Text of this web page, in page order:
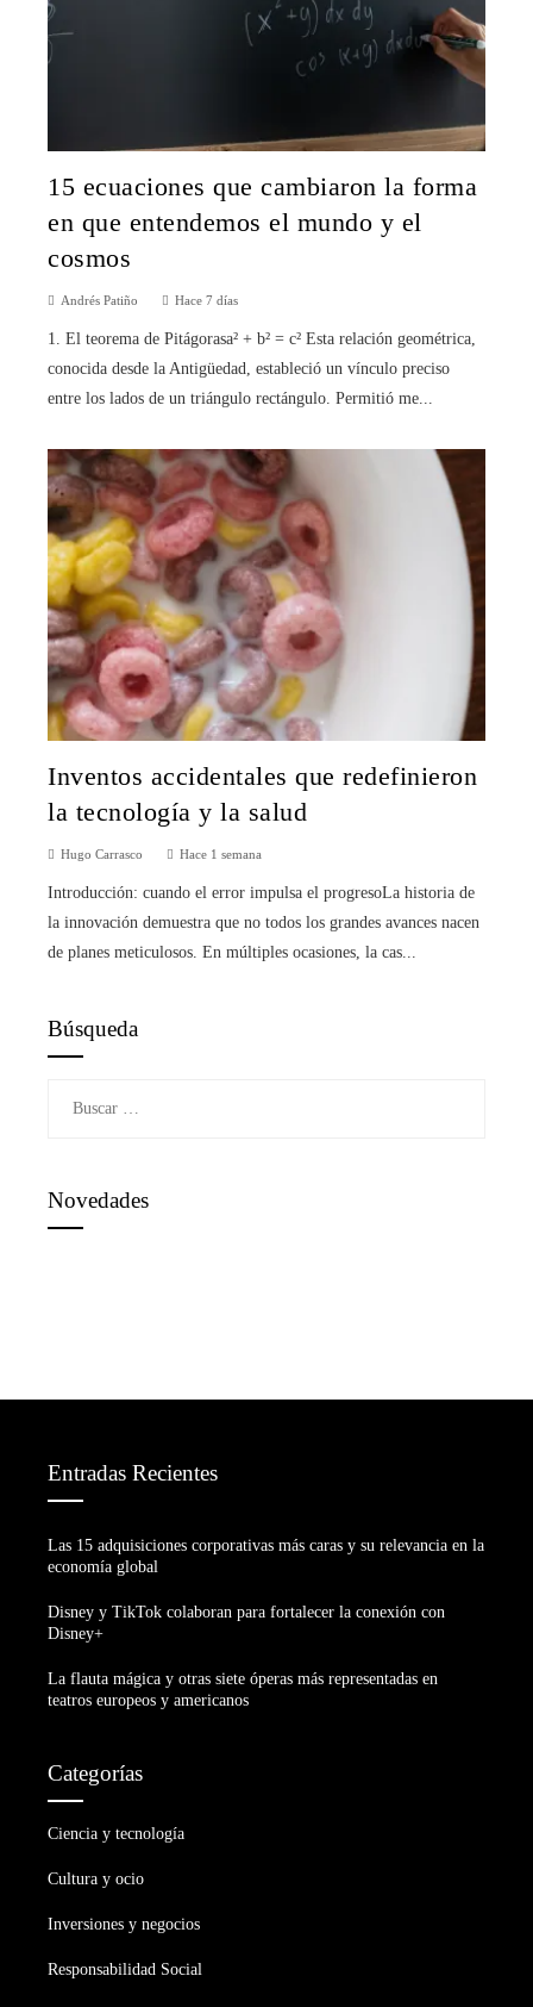
15 ecuaciones que cambiaron la forma
en que entendemos el mundo y el
cosmos
Andrés Patiño Hace 7 días
1. El teorema de Pitágorasa² + b² = c² Esta relación geométrica,
conocida desde la Antigüedad, estableció un vínculo preciso
entre los lados de un triángulo rectángulo. Permitió me...
Inventos accidentales que redefinieron
la tecnología y la salud
Hugo Carrasco Hace 1 semana
Introducción: cuando el error impulsa el progresoLa historia de
la innovación demuestra que no todos los grandes avances nacen
de planes meticulosos. En múltiples ocasiones, la cas...
Búsqueda
Novedades
Entradas Recientes
Las 15 adquisiciones corporativas más caras y su relevancia en la
economía global
Disney y TikTok colaboran para fortalecer la conexión con
Disney+
La flauta mágica y otras siete óperas más representadas en
teatros europeos y americanos
Categorías
Ciencia y tecnología
Cultura y ocio
Inversiones y negocios
Responsabilidad Social